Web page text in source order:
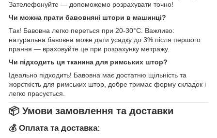
Зателефонуйте — допоможемо розрахувати точно!
Чи можна прати бавовняні штори в машинці?
Так! Бавовна легко переться при 20-30°C. Важливо:
натуральна бавовна може дати усадку до 3% після першого
прання — враховуйте це при розрахунку метражу.
Чи підходить ця тканина для римських штор?
Ідеально підходить! Бавовна має достатню щільність та
жорсткість для римських штор, добре тримає форму складок і
легко прасується.
📦 Умови замовлення та доставки
💰 Оплата та доставка: